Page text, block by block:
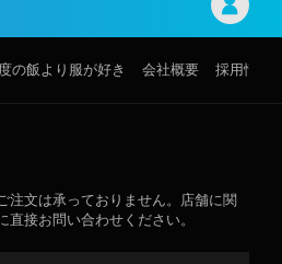
の飯より服が好き 会社概要 採用情報
注文は承っておりません。店舗に関
接お問い合わせください。